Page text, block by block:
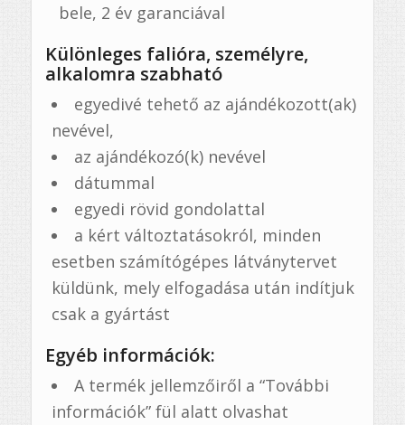
bele, 2 év garanciával
Különleges falióra, személyre,
alkalomra szabható
egyedivé tehető az ajándékozott(ak)
nevével,
az ajándékozó(k) nevével
dátummal
egyedi rövid gondolattal
a kért változtatásokról, minden
esetben számítógépes látványtervet
küldünk, mely elfogadása után indítjuk
csak a gyártást
Egyéb információk:
A termék jellemzőiről a “További
információk” fül alatt olvashat